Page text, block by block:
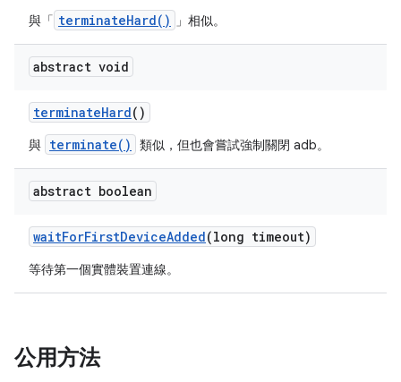
與「 terminateHard() 」相似。
abstract void
terminateHard()
與 terminate() 類似，但也會嘗試強制關閉 adb。
abstract boolean
waitForFirstDeviceAdded(long timeout)
等待第一個實體裝置連線。
公用方法